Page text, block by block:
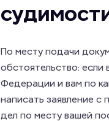
По месту подачи
обстоятельство:
Федерации и вам по
написать заявление с
дел по месту вашей